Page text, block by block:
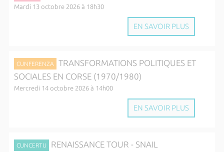
Mardi 13 octobre 2026 à 18h30
EN SAVOIR PLUS
CUNFERENZA
TRANSFORMATIONS POLITIQUES ET
SOCIALES EN CORSE (1970/1980)
Mercredi 14 octobre 2026 à 14h00
EN SAVOIR PLUS
CUNCERTU RENAISSANCE TOUR - SNAIL